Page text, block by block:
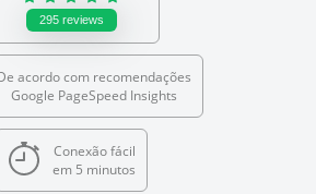
295 reviews
acordo com recomendações
Google PageSpeed Insights
Conexão fácil
em 5 minutos